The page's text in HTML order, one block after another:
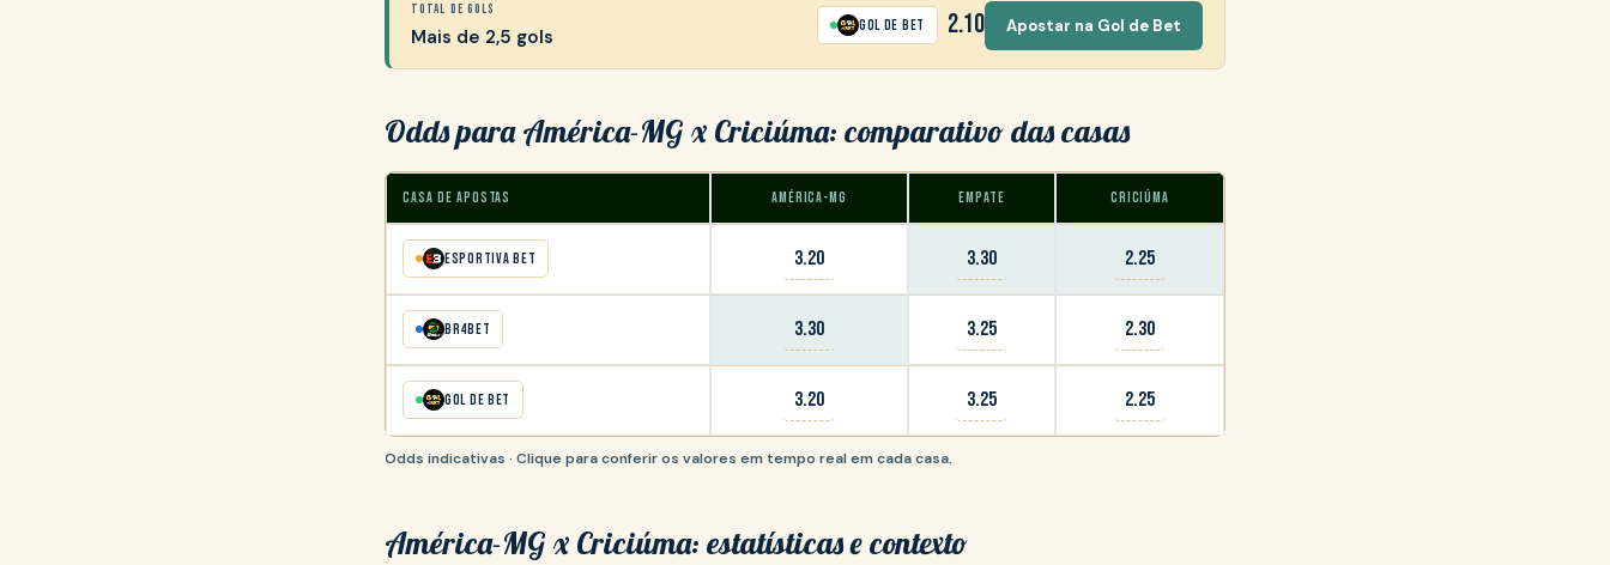
TOTAL DE GOLS
Mais de 2,5 gols Gol de Bet 2.10 Apostar na Gol de Bet
Odds para América-MG x Criciúma: comparativo das casas
CASA DE APOSTAS AMÉRICA-MG EMPATE CRICIÚMA
Esportiva Bet 3.20 3.30 2.25
BR4Bet 3.30 3.25 2.30
Gol de Bet 3.20 3.25 2.25
Odds indicativas · Clique para conferir os valores em tempo real em cada casa.
América-MG x Criciúma: estatísticas e contexto